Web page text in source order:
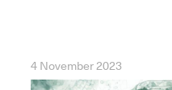
4 November 2023